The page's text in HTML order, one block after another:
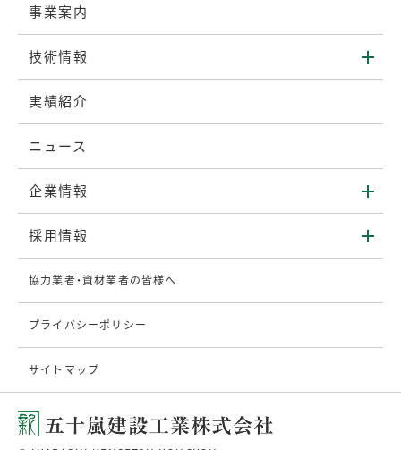
事業案内
技術情報
実績紹介
ニュース
企業情報
採用情報
協力業者・資材業者の皆様へ
プライバシーポリシー
サイトマップ